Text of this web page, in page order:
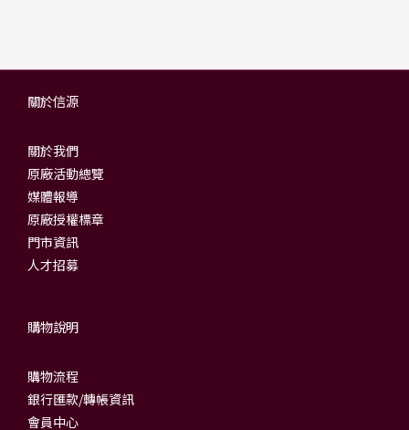
關於信源
關於我們
原廠活動總覽
媒體報導
原廠授權標章
門市資訊
人才招募
購物說明
購物流程
銀行匯款/轉帳資訊
會員中心